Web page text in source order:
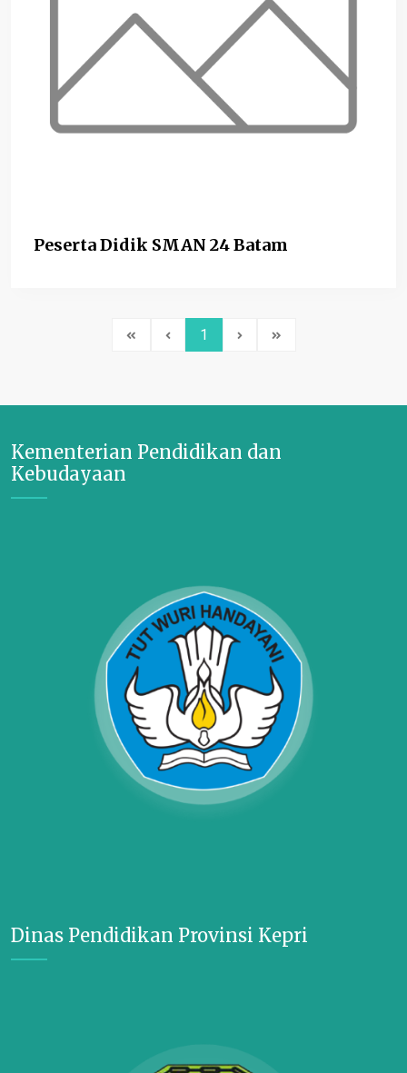
Peserta Didik SMAN 24 Batam
1
Kementerian Pendidikan dan
Kebudayaan
Dinas Pendidikan Provinsi Kepri